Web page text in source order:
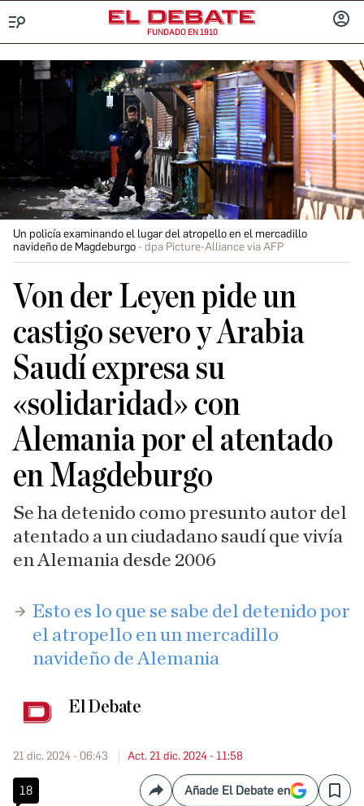
FUNDADO EN 1910
Un policía examinando el lugar del atropello en el mercadillo
navideño de Magdeburgo
dpa Picture-Alliance via AFP
Von der Leyen pide un
castigo severo y Arabia
Saudí expresa su
«solidaridad» con
Alemania por el atentado
en Magdeburgo
Se ha detenido como presunto autor del
atentado a un ciudadano saudí que vivía
en Alemania desde 2006
Esto es lo que se sabe del detenido por
el atropello en un mercadillo
navideño de Alemania
El Debate
21 dic. 2024 - 06:43 Act. 21 dic. 2024 - 11:58
18 CompartirAñade El Debate en Save